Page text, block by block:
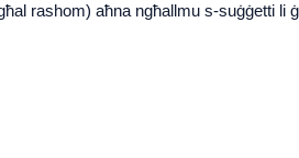
rashom) aħna ngħallmu s-suġġetti li